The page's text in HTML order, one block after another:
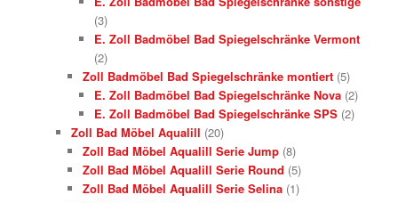
(3)
E. Zoll Badmöbel Bad Spiegelschränke Vermont
(2)
Zoll Badmöbel Bad Spiegelschränke montiert (5)
E. Zoll Badmöbel Bad Spiegelschränke Nova (2)
E. Zoll Badmöbel Bad Spiegelschränke SPS (2)
Zoll Bad Möbel Aqualill (20)
Zoll Bad Möbel Aqualill Serie Jump (8)
Zoll Bad Möbel Aqualill Serie Round (5)
Zoll Bad Möbel Aqualill Serie Selina (1)